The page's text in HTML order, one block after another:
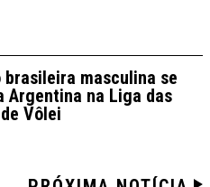
brasileira masculina se
Argentina na Liga das
Vôlei